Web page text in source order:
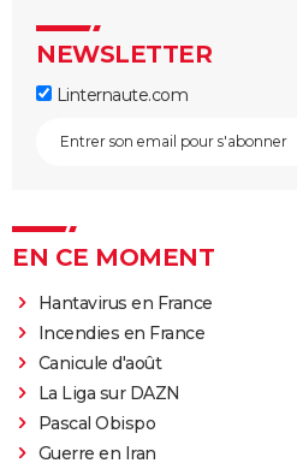
NEWSLETTER
Linternaute.com
EN CE MOMENT
Hantavirus en France
Incendies en France
Canicule d'août
La Liga sur DAZN
Pascal Obispo
Guerre en Iran